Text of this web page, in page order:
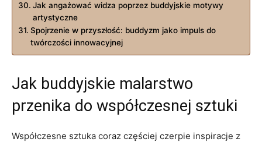
Jak angażować widza poprzez buddyjskie motywy
artystyczne
Spojrzenie w przyszłość: buddyzm jako impuls do
twórczości innowacyjnej
Jak buddyjskie malarstwo
przenika do współczesnej sztuki
Współczesne sztuka coraz częściej czerpie inspiracje z